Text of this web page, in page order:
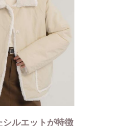
シルエットが特徴